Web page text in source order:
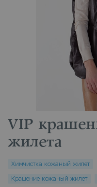
VIP
жилета
Химчистка кожаный жилет
Крашение кожаный жилет